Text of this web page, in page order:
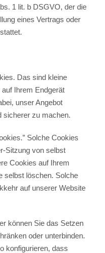
1 lit. b DSGVO, der die
eines Vertrags oder
Das sind kleine
Ihrem Endgerät
unser Angebot
sicherer zu machen.
Solche Cookies
Sitzung von selbst
Cookies auf Ihrem
selbst löschen. Solche
auf unserer Website
können Sie das Setzen
oder unterbinden.
konfigurieren, dass